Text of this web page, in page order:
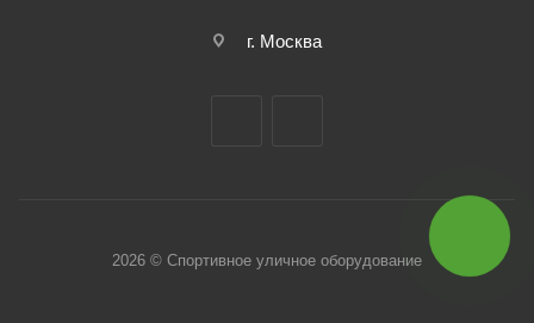
г. Москва
2026 © Спортивное уличное оборудование